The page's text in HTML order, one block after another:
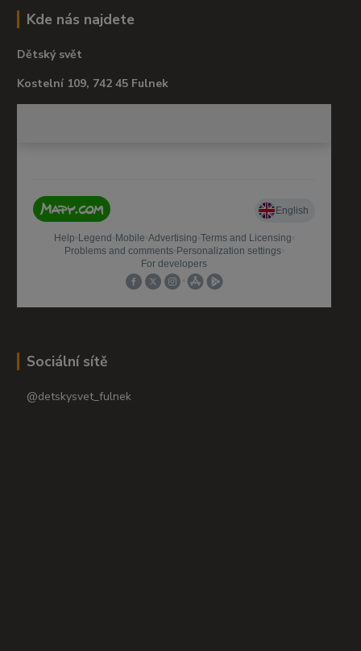
Kde nás najdete
Dětský svět
Kostelní 109, 742 45 Fulnek
Sociální sítě
@detskysvet_fulnek